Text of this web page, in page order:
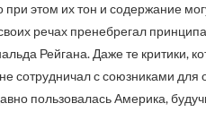
этом их тон и содержание
речах пренебрегал
Рейгана. Даже те критики,
сотрудничал с союзниками для
пользовалась Америка,